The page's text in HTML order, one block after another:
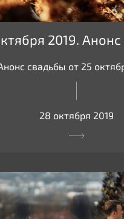
2019.
свадьбы от 25
28 октября 2019